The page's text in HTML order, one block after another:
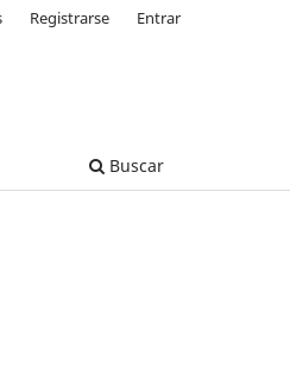
Buscar
Registrarse Entrar